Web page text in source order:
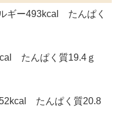
ギー493kcal たんぱく
たんぱく質19.4ｇ
たんぱく質20.8